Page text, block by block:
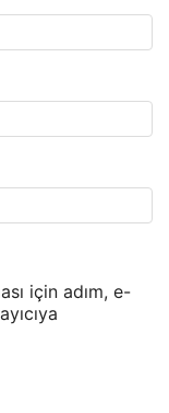
için adım, e-